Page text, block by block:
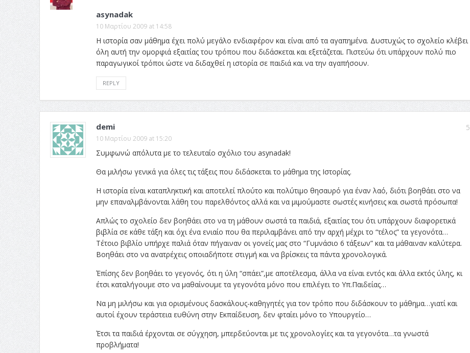
asynadak
10 Μαρτίου 2009 at 14:58
Η ιστορία σαν μάθημα έχει πολύ μεγάλο ενδιαφέρον και είναι από τα αγαπημένα. Δυστυχώς το σχολείο κλέβει
όλη αυτή την ομορφιά εξαιτίας του τρόπου που διδάσκεται και εξετάζεται. Πιστεύω ότι υπάρχουν πολύ πιο
παραγωγικοί τρόποι ώστε να διδαχθεί η ιστορία σε παιδιά και να την αγαπήσουν.
REPLY
5
demi
10 Μαρτίου 2009 at 15:20
Συμφωνώ απόλυτα με το τελευταίο σχόλιο του asynadak!
Θα μιλήσω γενικά για όλες τις τάξεις που διδάσκεται το μάθημα της Ιστορίας.
Η ιστορία είναι καταπληκτική και αποτελεί πλούτο και πολύτιμο θησαυρό για έναν λαό, διότι βοηθάει στο να
μην επαναλμβάνονται λάθη του παρελθόντος αλλά και να μιμούμαστε σωστές κινήσεις και σωστά πρόσωπα!
Απλώς το σχολείο δεν βοηθάει στο να τη μάθουν σωστά τα παιδιά, εξαιτίας του ότι υπάρχουν διαφορετικά
βιβλία σε κάθε τάξη και όχι ένα ενιαίο που θα περιλαμβάνει από την αρχή μέχρι το “τέλος” τα γεγονότα…
Τέτοιο βιβλίο υπήρχε παλιά όταν πήγαιναν οι γονείς μας στο “Γυμνάσιο 6 τάξεων” και τα μάθαιναν καλύτερα.
Βοηθάει στο να ανατρέχεις οποιαδήποτε στιγμή και να βρίσκεις τα πάντα χρονολογικά.
Έπίσης δεν βοηθάει το γεγονός, ότι η ύλη “σπάει”,με αποτέλεσμα, άλλα να είναι εντός και άλλα εκτός ύλης, κι
έτσι καταλήγουμε στο να μαθαίνουμε τα γεγονότα μόνο που επιλέγει το Υπ.Παιδείας…
Να μη μιλήσω και για ορισμένους δασκάλους-καθηγητές για τον τρόπο που διδάσκουν το μάθημα…γιατί και
αυτοί έχουν τεράστεια ευθύνη στην Εκπαίδευση, δεν φταίει μόνο το Υπουργείο…
Έτσι τα παιδιά έρχονται σε σύγχηση, μπερδεύονται με τις χρονολογίες και τα γεγονότα…τα γνωστά
προβλήματα!